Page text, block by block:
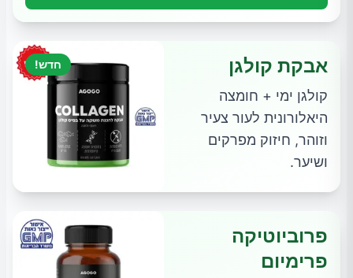
חדש! אבקת קולגן
קולגן ימי + חומצה
היאלורונית לעור צעיר
וזוהר, חיזוק מפרקים
ושיער.
פרוביוטיקה
פרימיום